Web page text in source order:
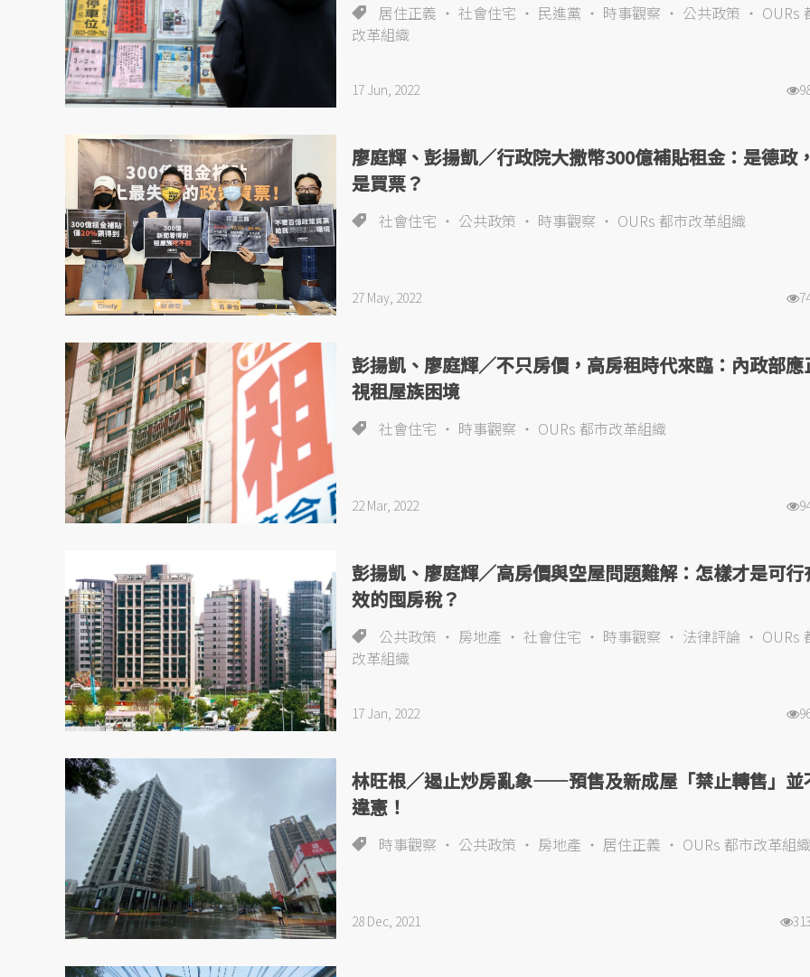
居住正義 社會住宅 民進黨 時事觀察 公共政策
OURs
改革組織
17 Jun, 2022
廖庭輝、彭揚凱／行政院大撒幣300億補貼租金：是德政
是買票？
社會住宅 公共政策 時事觀察 OURs 都市改革組織
27 May, 2022
彭揚凱、廖庭輝／不只房價，高房租時代來臨：內政部應
視租屋族困境
社會住宅 時事觀察 OURs 都市改革組織
22 Mar, 2022
彭揚凱、廖庭輝／高房價與空屋問題難解：怎樣才是可行
效的囤房稅？
公共政策 房地產 社會住宅 時事觀察 法律評論
OURs
改革組織
17 Jan, 2022
林旺根／遏止炒房亂象——預售及新成屋「禁止轉售」並
違憲！
時事觀察 公共政策 房地產 居住正義 OURs 都市改革組織
28 Dec, 2021